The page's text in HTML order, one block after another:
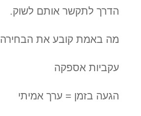
הדרך לתקשר אותם לשוק.
מה באמת קובע את הבחירה
עקביות אספקה
הגעה בזמן = ערך אמיתי